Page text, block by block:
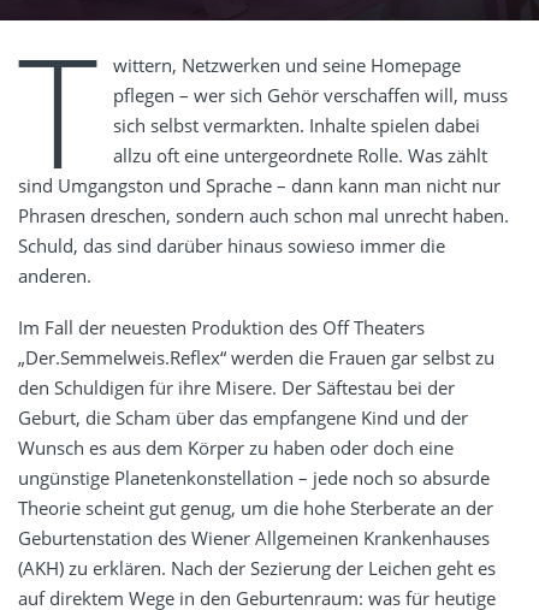
T
wittern, Netzwerken und seine Homepage
pflegen – wer sich Gehör verschaffen will, muss
sich selbst vermarkten. Inhalte spielen dabei
allzu oft eine untergeordnete Rolle. Was zählt
sind Umgangston und Sprache – dann kann man nicht nur
Phrasen dreschen, sondern auch schon mal unrecht haben.
Schuld, das sind darüber hinaus sowieso immer die
anderen.
Im Fall der neuesten Produktion des Off Theaters
„Der.Semmelweis.Reflex“ werden die Frauen gar selbst zu
den Schuldigen für ihre Misere. Der Säftestau bei der
Geburt, die Scham über das empfangene Kind und der
Wunsch es aus dem Körper zu haben oder doch eine
ungünstige Planetenkonstellation – jede noch so absurde
Theorie scheint gut genug, um die hohe Sterberate an der
Geburtenstation des Wiener Allgemeinen Krankenhauses
(AKH) zu erklären. Nach der Sezierung der Leichen geht es
auf direktem Wege in den Geburtenraum: was für heutige